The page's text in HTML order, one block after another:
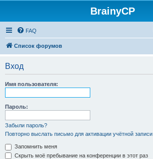
BrainyCP
FAQ
Список форумов
Вход
Имя пользователя:
Пароль:
Забыли пароль?
Повторно выслать письмо для активации учётной записи
Запомнить меня
Скрыть моё пребывание на конференции в этот раз